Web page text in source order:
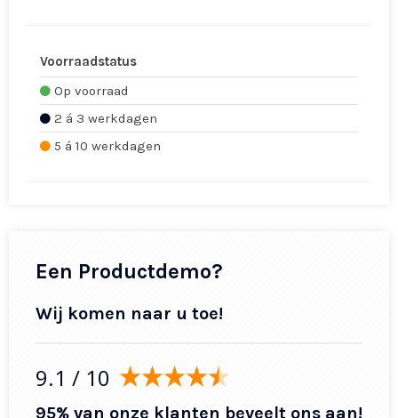
Voorraadstatus
Op voorraad
2 á 3 werkdagen
5 á 10 werkdagen
Een Productdemo?
Wij komen naar u toe!
9.1 / 10
95% van onze klanten beveelt ons aan!